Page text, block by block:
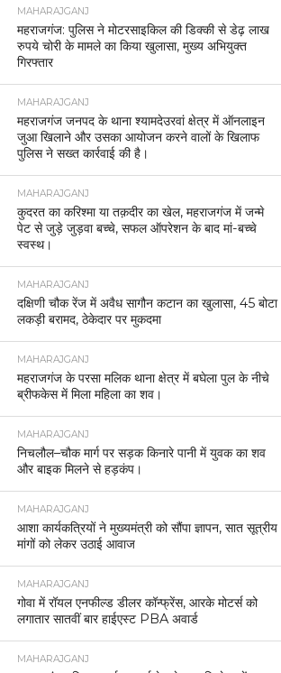
MAHARAJGANJ
महराजगंज: पुलिस ने मोटरसाइकिल की डिक्की से डेढ़ लाख
रुपये चोरी के मामले का किया खुलासा, मुख्य अभियुक्त
गिरफ्तार
MAHARAJGANJ
महराजगंज जनपद के थाना श्यामदेउरवां क्षेत्र में ऑनलाइन
जुआ खिलाने और उसका आयोजन करने वालों के खिलाफ
पुलिस ने सख्त कार्रवाई की है।
MAHARAJGANJ
कुदरत का करिश्मा या तक़दीर का खेल, महराजगंज में जन्मे
पेट से जुड़े जुड़वा बच्चे, सफल ऑपरेशन के बाद मां-बच्चे
स्वस्थ।
MAHARAJGANJ
दक्षिणी चौक रेंज में अवैध सागौन कटान का खुलासा, 45 बोटा
लकड़ी बरामद, ठेकेदार पर मुकदमा
MAHARAJGANJ
महराजगंज के परसा मलिक थाना क्षेत्र में बघेला पुल के नीचे
ब्रीफकेस में मिला महिला का शव।
MAHARAJGANJ
निचलौल–चौक मार्ग पर सड़क किनारे पानी में युवक का शव
और बाइक मिलने से हड़कंप।
MAHARAJGANJ
आशा कार्यकत्रियों ने मुख्यमंत्री को सौंपा ज्ञापन, सात सूत्रीय
मांगों को लेकर उठाई आवाज
MAHARAJGANJ
गोवा में रॉयल एनफील्ड डीलर कॉन्फ्रेंस, आरके मोटर्स को
लगातार सातवीं बार हाईएस्ट PBA अवार्ड
MAHARAJGANJ